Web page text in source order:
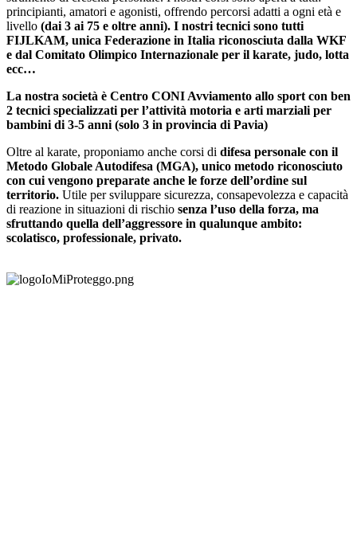
principianti, amatori e agonisti, offrendo percorsi adatti a ogni età e
livello (dai 3 ai 75 e oltre anni). I nostri tecnici sono tutti
FIJLKAM, unica Federazione in Italia riconosciuta dalla WKF
e dal Comitato Olimpico Internazionale per il karate, judo, lotta
ecc…
La nostra società è Centro CONI Avviamento allo sport con ben
2 tecnici specializzati per l’attività motoria e arti marziali per
bambini di 3-5 anni (solo 3 in provincia di Pavia)
Oltre al karate, proponiamo anche corsi di difesa personale con il
Metodo Globale Autodifesa (MGA), unico metodo riconosciuto
con cui vengono preparate anche le forze dell’ordine sul
territorio. Utile per sviluppare sicurezza, consapevolezza e capacità
di reazione in situazioni di rischio senza l’uso della forza, ma
sfruttando quella dell’aggressore in qualunque ambito:
scolatisco, professionale, privato.